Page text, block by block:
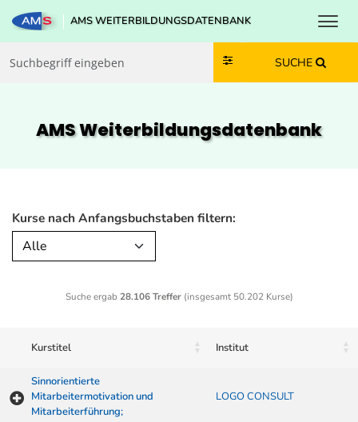
Zum Inhalt springen
Zum Navmenü springen
Zur Suche springen
Zur Footer springen
AMS WEITERBILDUNGSDATENBANK
SUCHE
AMS Weiterbildungs­datenbank
Kurse nach Anfangsbuchstaben filtern:
Alle
Suche ergab 28.106 Treffer(insgesamt 50.202 Kurse)
Kurstitel Institut
Sinnorientierte
Mitarbeitermotivation und
Mitarbeiterführung;
LOGO CONSULT